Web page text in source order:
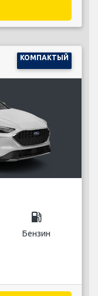
КОМПАКТЫЙ
local_gas_station
Бензин